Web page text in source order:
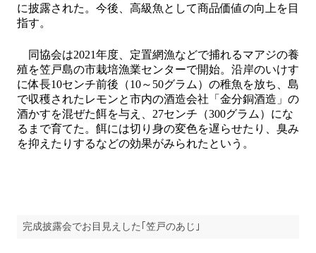
に披露された。今後、高級魚として商品価値の向上を目
指す。
同協会は2021年度、定置網漁などで捕れるマアジの養
殖を笠戸島の市栽培漁業センターで開始。沿岸のいけす
に体長10センチ前後（10～50グラム）の稚魚を放ち、島
で収穫されたレモンと市内の酒造会社「金分銅酒造」の
酒かすを混ぜた餌を与え、27センチ（300グラム）にな
るまで育てた。餌には切り身の変色を遅らせたり、臭み
を抑えたりするなどの効果がみられたという。
完成披露会でお目見えした｢笠戸のあじ｣